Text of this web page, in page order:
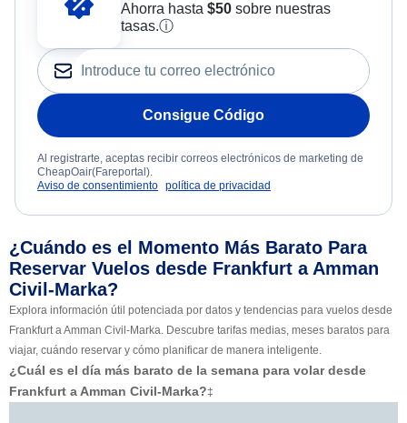
Ahorra hasta $50sobre nuestras
tasas.ⓘ
Consigue Código
Al registrarte, aceptas recibir correos electrónicos de marketing de
CheapOair(Fareportal).
Aviso de consentimiento política de privacidad
¿Cuándo es el Momento Más Barato Para
Reservar Vuelos desde Frankfurt a Amman
Civil-Marka?
Explora información útil potenciada por datos y tendencias para vuelos desde
Frankfurt a Amman Civil-Marka. Descubre tarifas medias, meses baratos para
viajar, cuándo reservar y cómo planificar de manera inteligente.
¿Cuál es el día más barato de la semana para volar desde
Frankfurt a Amman Civil-Marka?‡